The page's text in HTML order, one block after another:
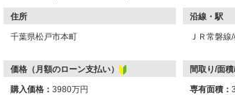
住所 沿線・駅
千葉県松戸市本町 ＪＲ常磐線
価格（月額のローン支払い） 間取り/面
購入価格： 3980万円
専有面積：